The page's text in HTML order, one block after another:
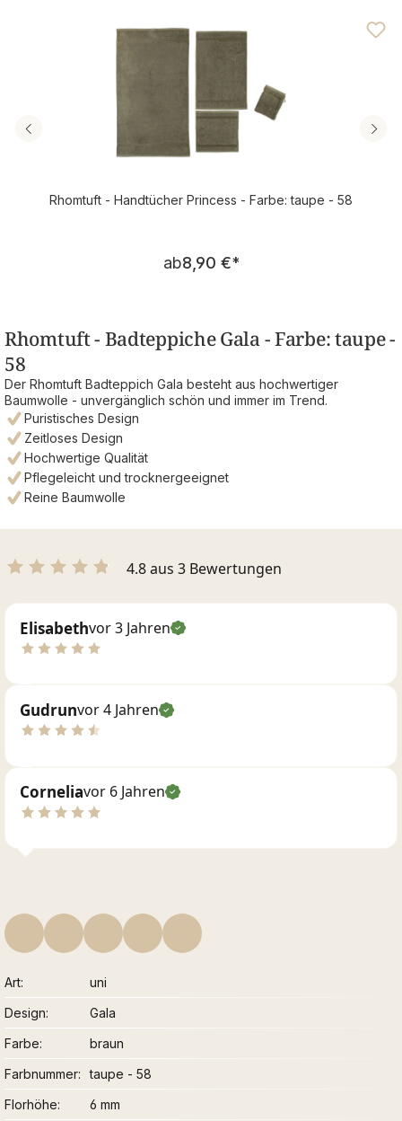
Rhomtuft - Handtücher Princess - Farbe: taupe - 58
Regulärer Preis:
ab8,90 €*
Rhomtuft - Badteppiche Gala - Farbe: taupe -
58
Der Rhomtuft Badteppich Gala besteht aus hochwertiger
Baumwolle - unvergänglich schön und immer im Trend.
Puristisches Design
Zeitloses Design
Hochwertige Qualität
Pflegeleicht und trocknergeeignet
Reine Baumwolle
4.8 aus 3 Bewertungen
Elisabethvor 3 Jahren
Gudrunvor 4 Jahren
Corneliavor 6 Jahren
Art
uni
Design
Gala
Farbe
braun
Farbnummer
taupe - 58
Florhöhe
6 mm